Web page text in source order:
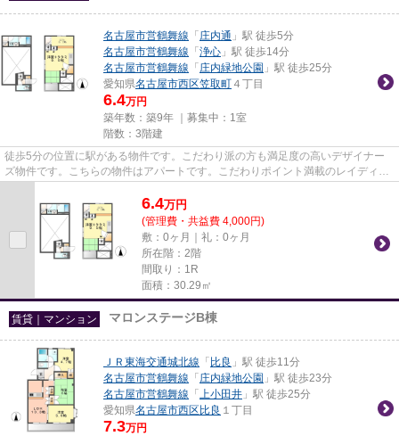
名古屋市営鶴舞線 「 庄内通 」駅 徒歩5分
名古屋市営鶴舞線 「 浄心 」駅 徒歩14分
名古屋市営鶴舞線 「 庄内緑地公園 」駅 徒歩25分
愛知県名古屋市西区笠取町 ４丁目
6.4万円
築年数：築9年 ｜募集中： 1室
階数：3階建
徒歩5分の位置に駅がある物件です。こだわり派の方も満足度の高いデザイナー
ズ物件です。こちらの物件はアパートです。こだわりポイント満載のレイディエ
6.4万円
(管理費・共益費 4,000円)
敷：0ヶ月｜礼：0ヶ月
所在階：2階
間取り：1R
面積：30.29㎡
賃貸｜マンション マロンステージB棟
ＪＲ東海交通城北線 「 比良 」駅 徒歩11分
名古屋市営鶴舞線 「 庄内緑地公園 」駅 徒歩23分
名古屋市営鶴舞線 「 上小田井 」駅 徒歩25分
愛知県名古屋市西区 比良 １丁目
7.3万円